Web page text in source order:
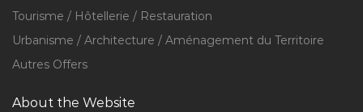
Tourisme / Hôtellerie / Restauration
Urbanisme / Architecture / Aménagement du Territoire
Autres Offers
About the Website